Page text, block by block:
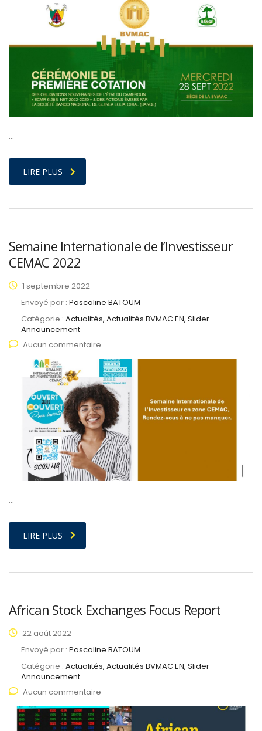
…
LIRE PLUS
Semaine Internationale de l’Investisseur
CEMAC 2022
1 septembre 2022
Envoyé par : Pascaline BATOUM
Catégorie : Actualités, Actualités BVMAC EN, Slider
Announcement
Aucun commentaire
…
LIRE PLUS
African Stock Exchanges Focus Report
22 août 2022
Envoyé par : Pascaline BATOUM
Catégorie : Actualités, Actualités BVMAC EN, Slider
Announcement
Aucun commentaire